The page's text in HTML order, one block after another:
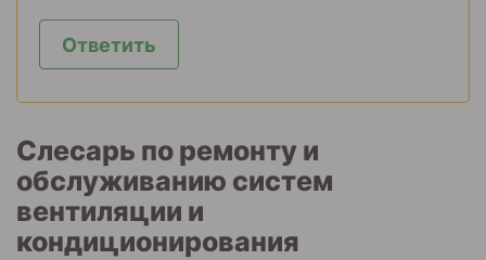
Ответить
Слесарь по ремонту и
обслуживанию систем
вентиляции и
кондиционирования